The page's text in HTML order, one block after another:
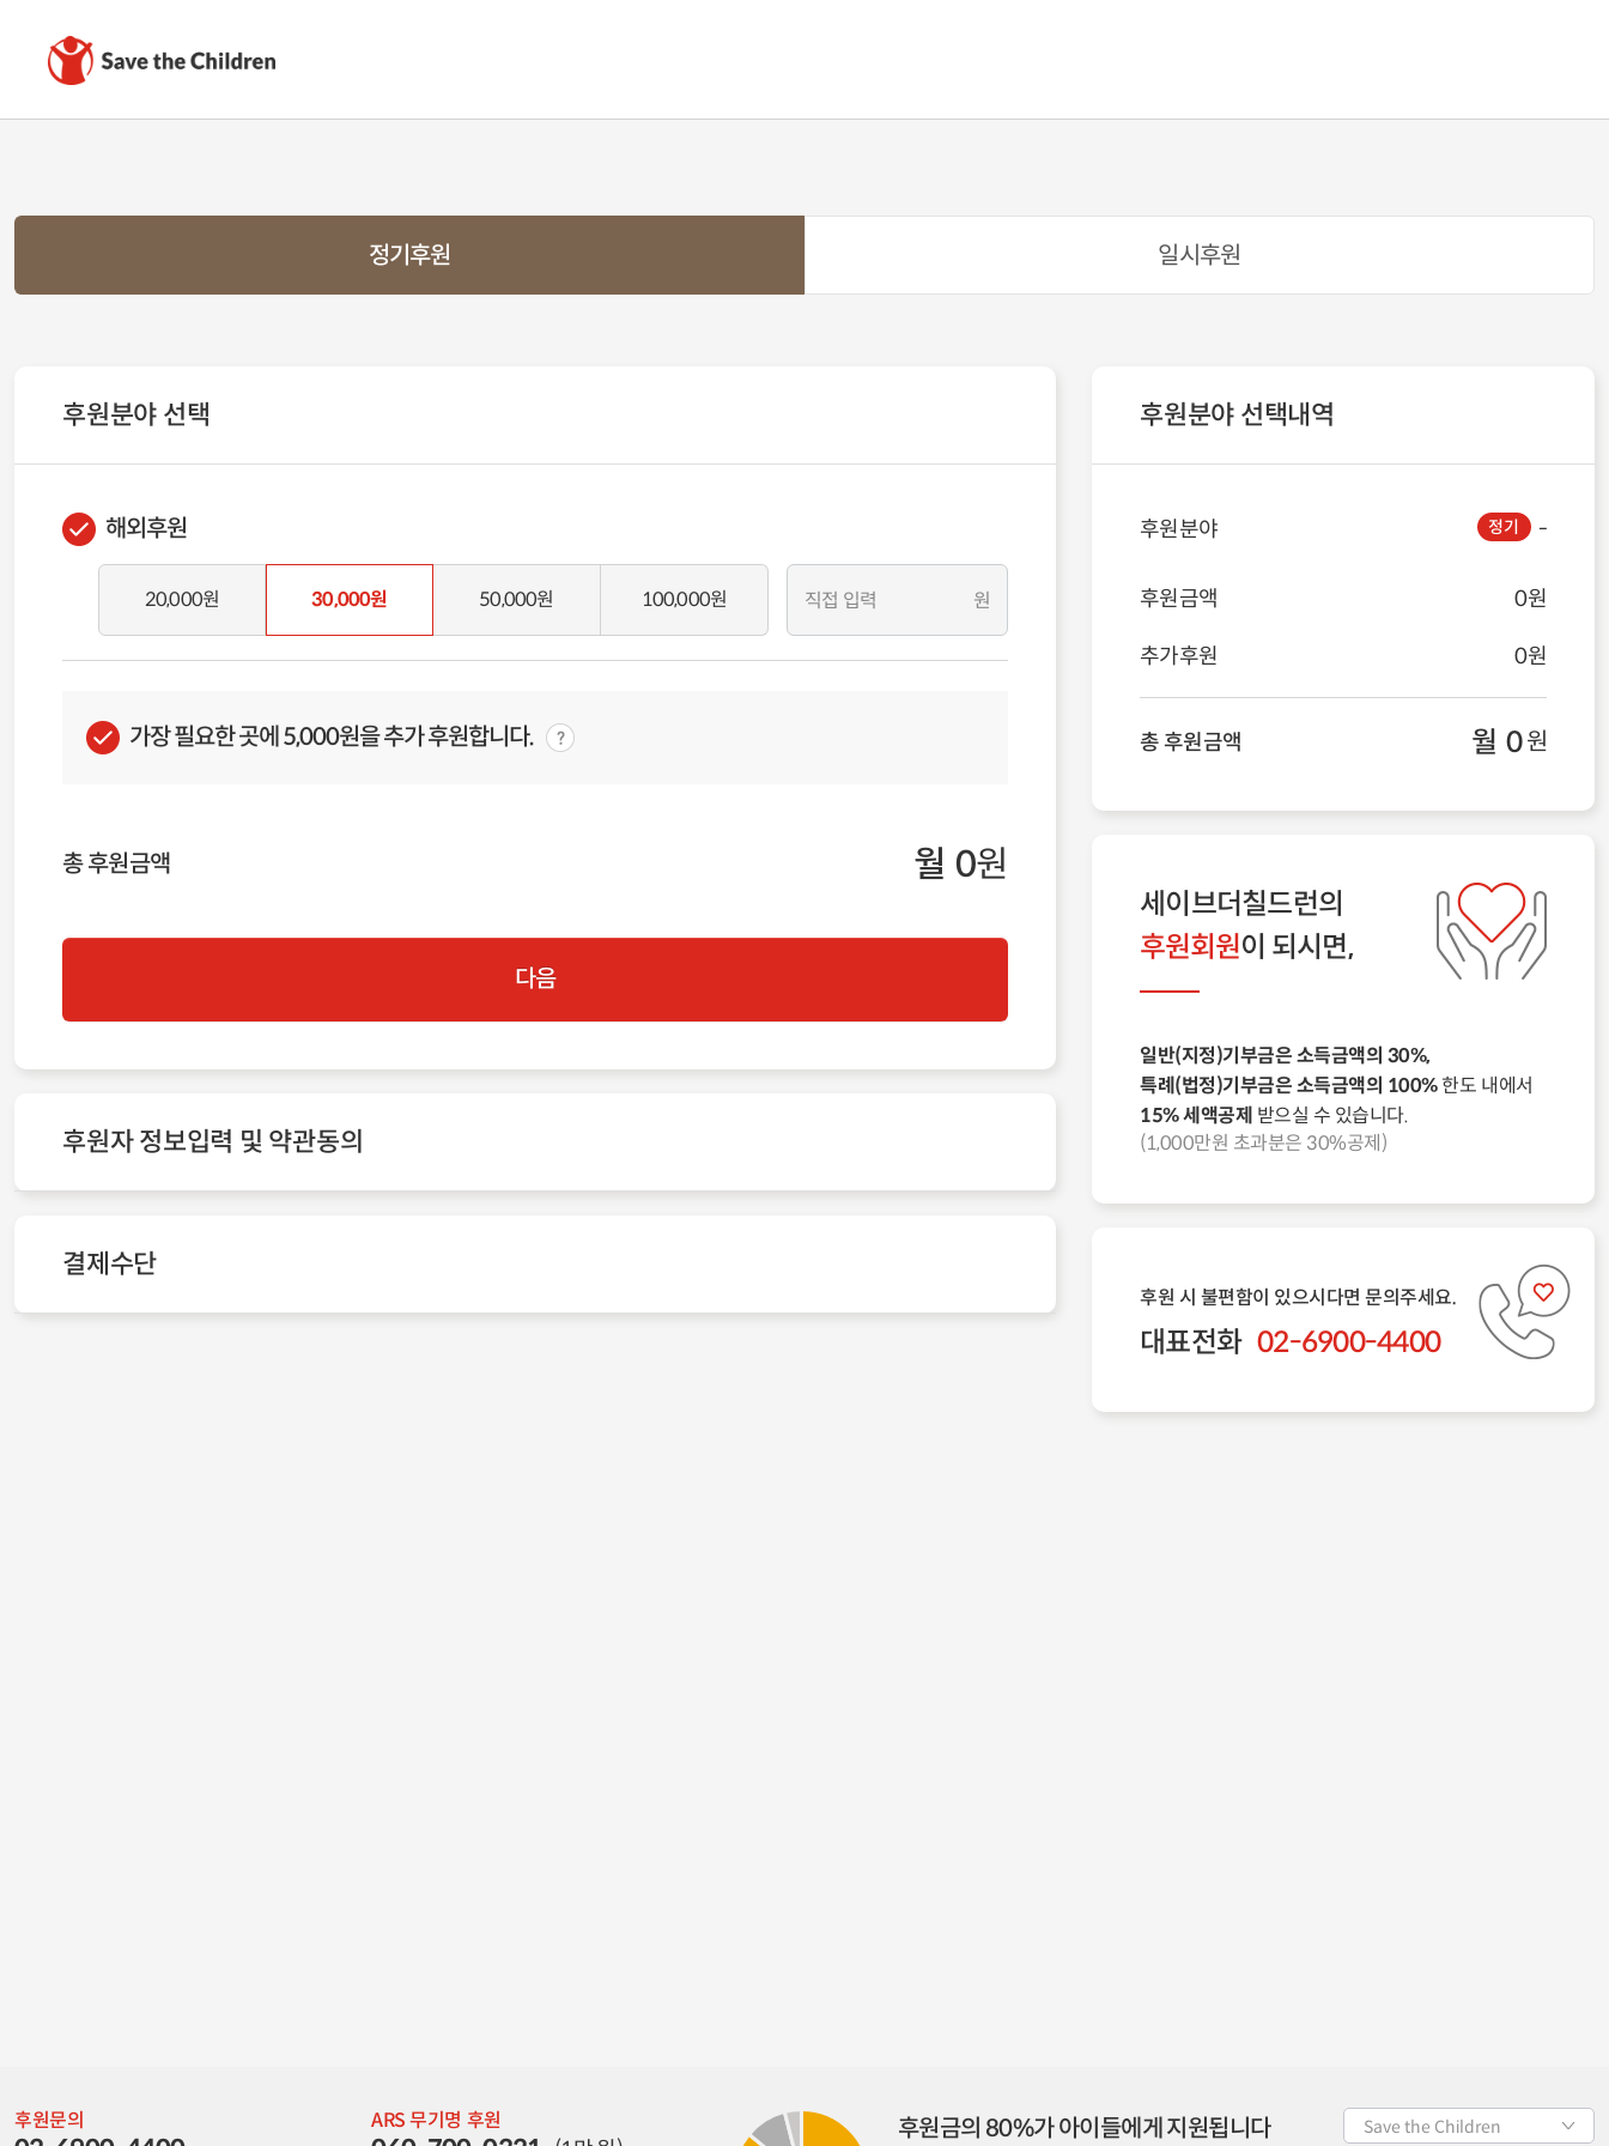
정기후원 일시후원
후원분야 선택
해외후원
20,000원 30,000원 50,000원 100,000원 원
가장 필요한 곳에 5,000원을 추가 후원합니다.
총 후원금액 월 0원
다음
후원자 정보입력 및 약관동의
결제수단
후원분야 선택내역
후원분야 정기 -
후원금액 0원
추가후원 0원
총 후원금액 월 0 원
세이브더칠드런의
후원회원이 되시면,
일반(지정)기부금은 소득금액의 30%,
특례(법정)기부금은 소득금액의 100%한도 내에서
15% 세액공제 받으실 수 있습니다.
(1,000만원 초과분은 30%공제)
후원 시 불편함이 있으시다면 문의주세요.
대표전화 02-6900-4400
후원문의 ARS 무기명 후원 후원금의 80%가 아이들에게 지원됩니다 Save the Children